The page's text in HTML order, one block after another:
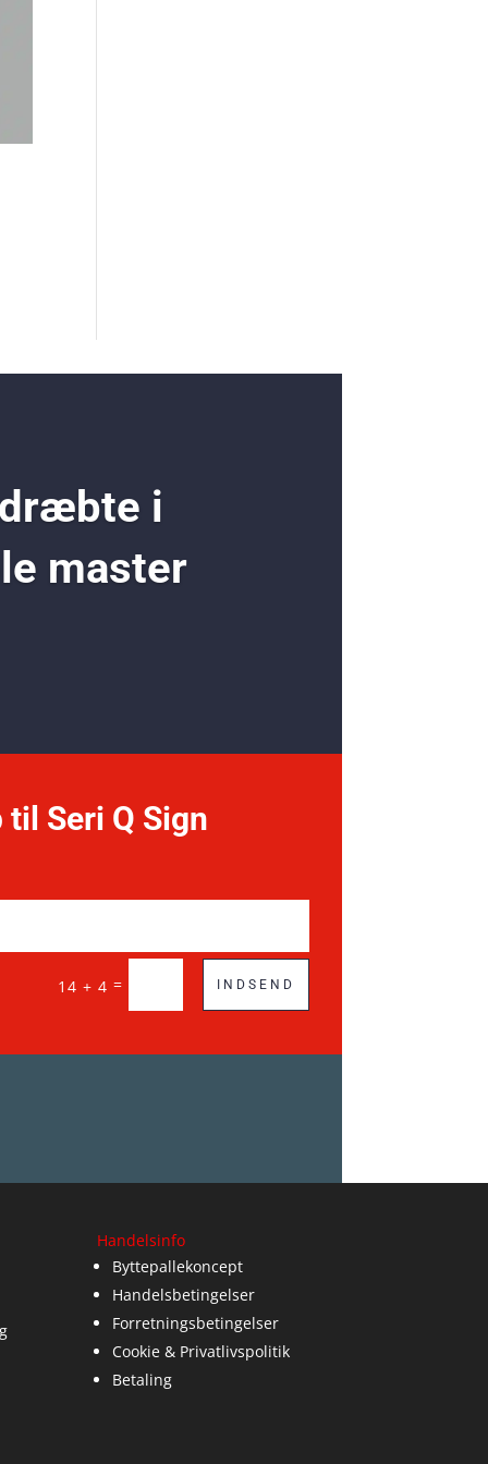
i
master
Seri Q Sign
14 + 4 = INDSEND
Handelsinfo
Byttepallekoncept
Handelsbetingelser
Forretningsbetingelser
Cookie & Privatlivspolitik
Betaling